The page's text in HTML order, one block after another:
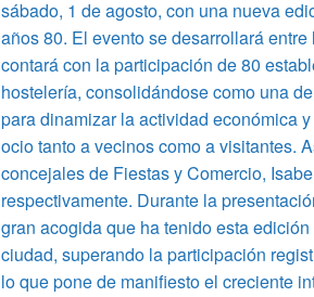
sábado, 1 de agosto, con una nueva
años 80. El evento se desarrollará
contará con la participación de 80
hostelería, consolidándose como una
para dinamizar la actividad económica
ocio tanto a vecinos como a visitantes.
concejales de Fiestas y Comercio,
respectivamente. Durante la
gran acogida que ha tenido esta
ciudad, superando la participación
lo que pone de manifiesto el creciente